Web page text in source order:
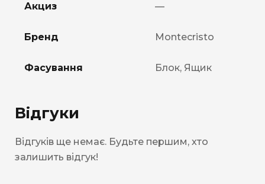
Акциз —
Бренд Montecristo
Фасування Блок, Ящик
Відгуки
Відгуків ще немає. Будьте першим, хто
залишить відгук!